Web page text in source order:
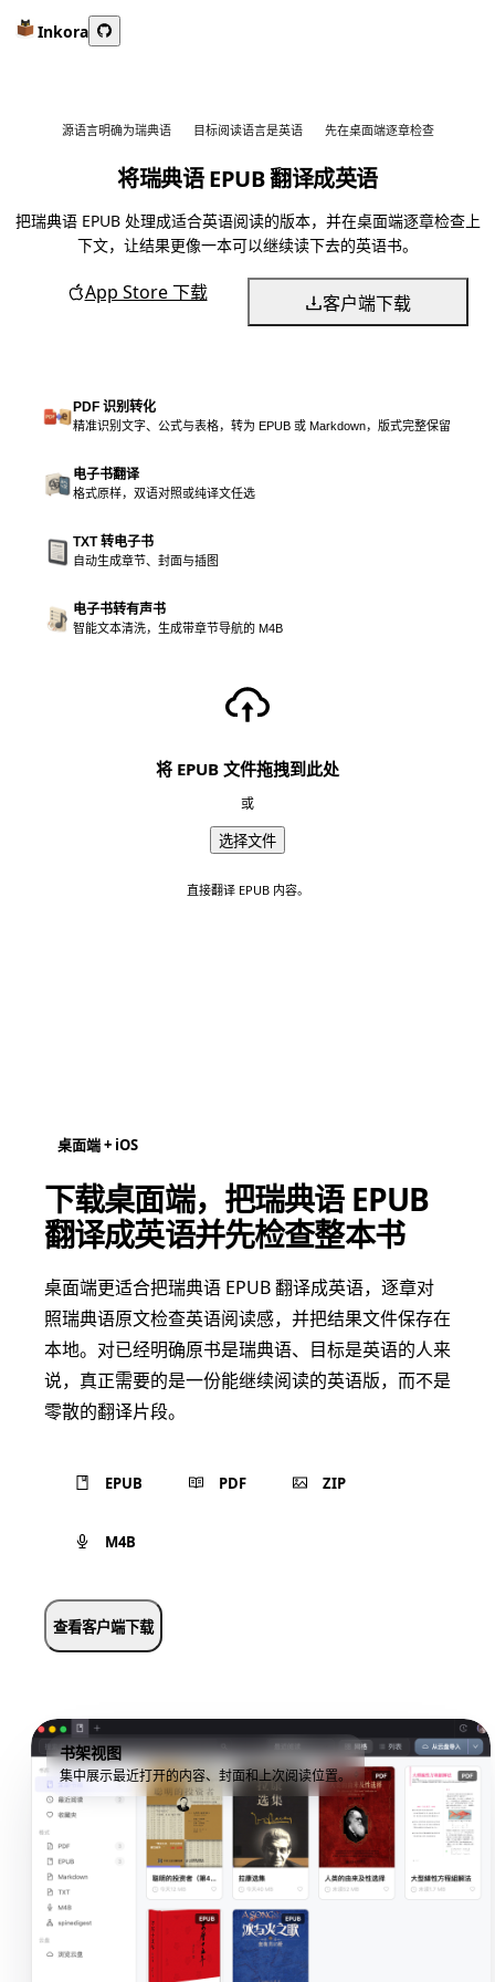
Inkora
源语言明确为瑞典语 目标阅读语言是英语 先在桌面端逐章检查
将瑞典语 EPUB 翻译成英语
把瑞典语 EPUB 处理成适合英语阅读的版本，并在桌面端逐章检查上
下文，让结果更像一本可以继续读下去的英语书。
App Store 下载 客户端下载
PDF 识别转化
精准识别文字、公式与表格，转为 EPUB 或 Markdown，版式完整保留
电子书翻译
格式原样，双语对照或纯译文任选
TXT 转电子书
自动生成章节、封面与插图
电子书转有声书
智能文本清洗，生成带章节导航的 M4B
将 EPUB 文件拖拽到此处
或
选择文件
直接翻译 EPUB 内容。
桌面端 + iOS
下载桌面端，把瑞典语 EPUB
翻译成英语并先检查整本书
桌面端更适合把瑞典语 EPUB 翻译成英语，逐章对
照瑞典语原文检查英语阅读感，并把结果文件保存在
本地。对已经明确原书是瑞典语、目标是英语的人来
说，真正需要的是一份能继续阅读的英语版，而不是
零散的翻译片段。
EPUB PDF ZIP
M4B
查看客户端下载
书架视图
集中展示最近打开的内容、封面和上次阅读位置。